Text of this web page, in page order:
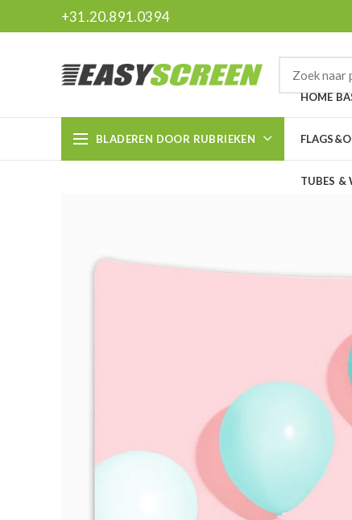
+31.20.891.0394
BLADEREN DOOR RUBRIEKEN
HOME
TUBES &